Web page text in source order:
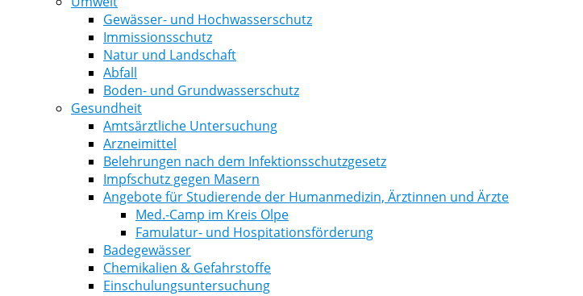
Gewässer- und Hochwasserschutz
Immissionsschutz
Natur und Landschaft
Abfall
Boden- und Grundwasserschutz
Gesundheit
Amtsärztliche Untersuchung
Arzneimittel
Belehrungen nach dem Infektionsschutzgesetz
Impfschutz gegen Masern
Angebote für Studierende der Humanmedizin, Ärztinnen und Ärzte
Med.-Camp im Kreis Olpe
Famulatur- und Hospitationsförderung
Badegewässer
Chemikalien & Gefahrstoffe
Einschulungsuntersuchung